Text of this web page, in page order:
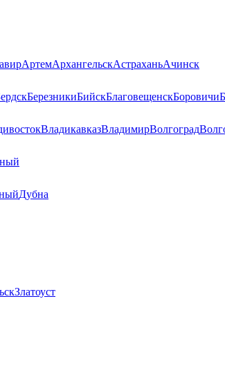
АртемАрхангельскАстраханьАчинск
БерезникиБийскБлаговещенскБоровичи
ВладикавказВладимирВолгоград
Дубна
Златоуст